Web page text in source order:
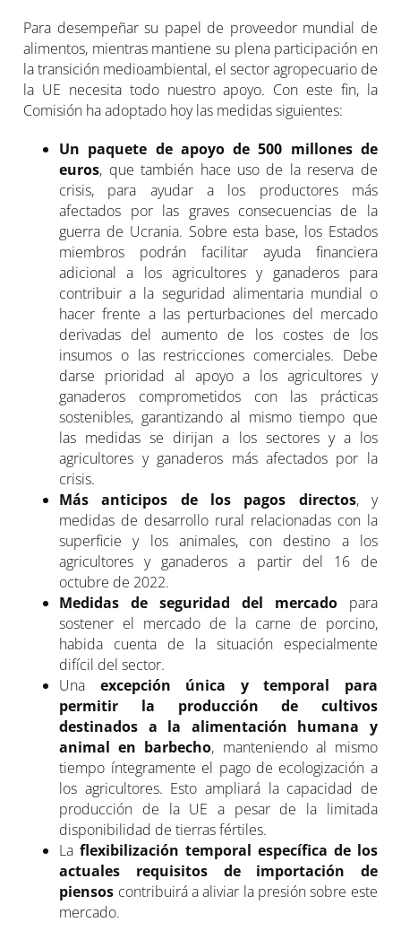
Para desempeñar su papel de proveedor mundial de
alimentos, mientras mantiene su plena participación en
la transición medioambiental, el sector agropecuario de
la UE necesita todo nuestro apoyo. Con este fin, la
Comisión ha adoptado hoy las medidas siguientes:
Un paquete de apoyo de 500 millones de
euros, que también hace uso de la reserva de
crisis, para ayudar a los productores más
afectados por las graves consecuencias de la
guerra de Ucrania. Sobre esta base, los Estados
miembros podrán facilitar ayuda financiera
adicional a los agricultores y ganaderos para
contribuir a la seguridad alimentaria mundial o
hacer frente a las perturbaciones del mercado
derivadas del aumento de los costes de los
insumos o las restricciones comerciales. Debe
darse prioridad al apoyo a los agricultores y
ganaderos comprometidos con las prácticas
sostenibles, garantizando al mismo tiempo que
las medidas se dirijan a los sectores y a los
agricultores y ganaderos más afectados por la
crisis.
Más anticipos de los pagos directos, y
medidas de desarrollo rural relacionadas con la
superficie y los animales, con destino a los
agricultores y ganaderos a partir del 16 de
octubre de 2022.
Medidas de seguridad del mercadopara
sostener el mercado de la carne de porcino,
habida cuenta de la situación especialmente
difícil del sector.
Una excepción única y temporal para
permitir la producción de cultivos
destinados a la alimentación humana y
animal en barbecho, manteniendo al mismo
tiempo íntegramente el pago de ecologización a
los agricultores. Esto ampliará la capacidad de
producción de la UE a pesar de la limitada
disponibilidad de tierras fértiles.
Laflexibilización temporal específica de los
actuales requisitos de importación de
piensos contribuirá a aliviar la presión sobre este
mercado.